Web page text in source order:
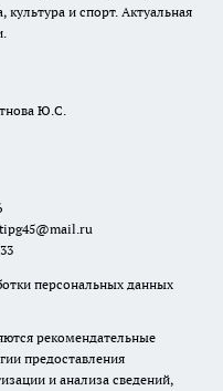
культура и спорт. Актуальная
Ю.С.
персональных данных
рекомендательные
предоставления
и анализа сведений,